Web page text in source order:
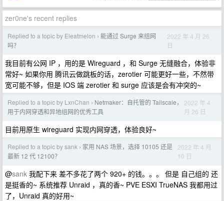
zer0ne's recent replies
Replied to a topic by Eleatmelon › 能通过 Surge 来组网
吗？
2022 年 4 月 26
日
我目前有公网 IP ，用的是 Wireguard ，和 Surge 无缝融合，体验非
常好~ 如果你用 腾讯云做跳板的话，zerotier 可能更好一些，不然带
宽可能不够，但是 IOS 端 zerotier 和 surge 应该是会有冲突的~
Replied to a topic by LxnChan › Netmaker：自托管的 Tailscale，
用于内网穿透和异地组网的优秀工具
2022 年 4
月 26 日
目前用原生 wireguard 实现内网穿透，体验良好~
Replied to a topic by sank › 家用 NAS 场景，选择 10105 还是
最新 12 代 12100？
2022 年 4 月
10 日
@sank 我配下来 差不多花了两个 920+ 的钱。。。 但是 自己组的 还
是挺香的~ 系统推荐 Unraid ，真的香~ PVE ESXI TrueNAS 我都用过
了，Unraid 真的好用~